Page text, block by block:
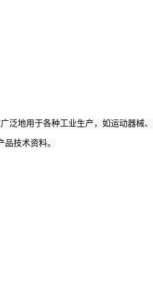
泛地用于各种工业生产，如运动器械
技术资料。